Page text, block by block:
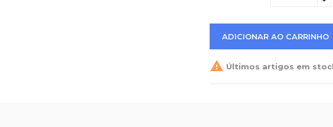
ADICIONAR AO CARRINHO
 Últimos artigos em